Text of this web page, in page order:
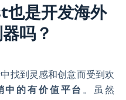
是开发海外
吗？
找到灵感和创意而受到欢
中的有价值平台 。虽然